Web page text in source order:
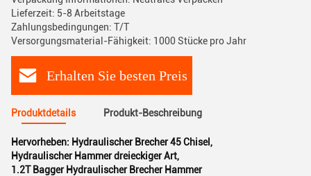
Lieferzeit: 5-8 Arbeitstage
Zahlungsbedingungen: T/T
Versorgungsmaterial-Fähigkeit: 1000 Stücke pro Jahr
Erhalten Sie besten Preis
Produktdetails Produkt-Beschreibung
Hervorheben: Hydraulischer Brecher 45 Chisel,
Hydraulischer Hammer dreieckiger Art,
1.2T Bagger Hydraulischer Brecher Hammer